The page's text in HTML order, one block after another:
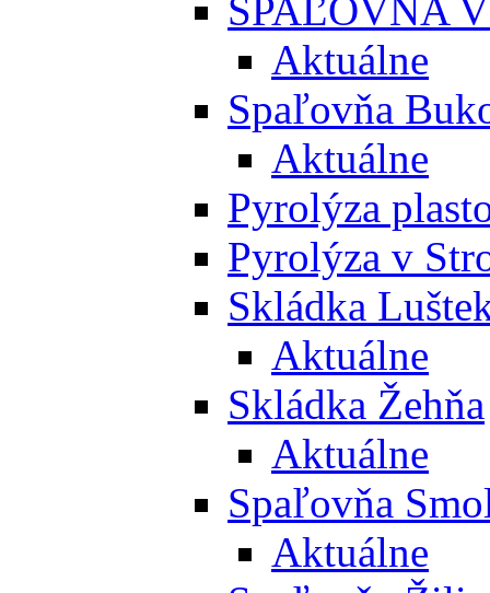
SPAĽOVŇA
Aktuálne
Spaľovňa
Aktuálne
Pyrolýza
Pyrolýza v
Skládka
Aktuálne
Skládka Žehňa
Aktuálne
Spaľovňa
Aktuálne